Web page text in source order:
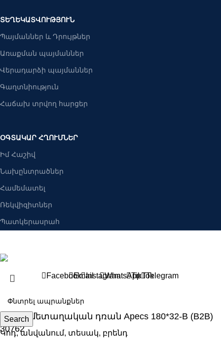
ՏԵՂԵԿԱՏՎՈՒԹՅՈՒՆ
Պայմաններ և Դրույթներ
Առաքման պայմաններ
Վերադարձի պայմաններ
Գաղտնիություն
Հաճախ տրվող հարցեր
ՕԳՏԱԿԱՐ ՀՂՈՒՄՆԵՐ
Իմ Հաշիվ
Նախընտրածներ
Համեմատել
Ռեկվիզիտներ
Պատկերասրահ
Search
Կոդ, անվանում, տեսակ, բրենդ
FacebookEmailInstagramWhatsAppTikTokTelegram
Ծխնի մետաղական դռան Apecs 180*32-B (B2B)
30762